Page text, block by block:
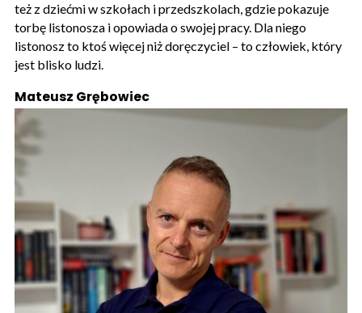
też z dziećmi w szkołach i przedszkolach, gdzie pokazuje
torbę listonosza i opowiada o swojej pracy. Dla niego
listonosz to ktoś więcej niż doręczyciel – to człowiek, który
jest blisko ludzi.
Mateusz Grębowiec